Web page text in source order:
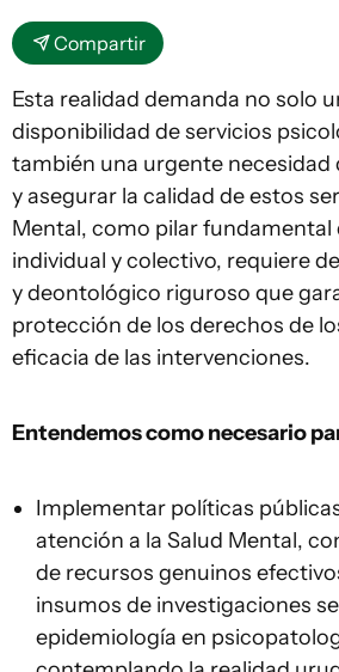
Compartir
Esta realidad demanda no solo
disponibilidad de servicios
también una urgente necesidad
y asegurar la calidad de estos
Mental, como pilar fundamental
individual y colectivo, requiere
y deontológico riguroso que
protección de los derechos de
eficacia de las intervenciones.
Entendemos como necesario
Implementar políticas
atención a la Salud Mental,
de recursos genuinos
insumos de investigaciones
epidemiología en